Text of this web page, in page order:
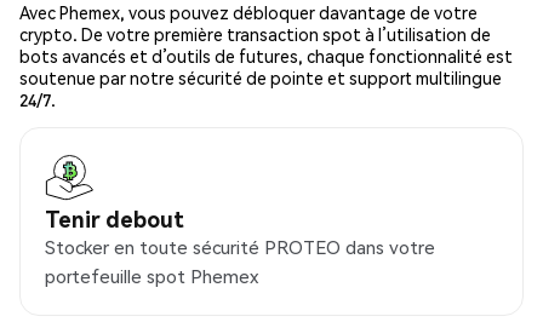
Avec Phemex, vous pouvez débloquer davantage de votre
crypto. De votre première transaction spot à l’utilisation de
bots avancés et d’outils de futures, chaque fonctionnalité est
soutenue par notre sécurité de pointe et support multilingue
24/7.
Tenir debout
Stocker en toute sécurité PROTEO dans votre
portefeuille spot Phemex